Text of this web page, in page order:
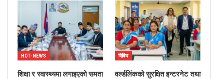
HOT-NEWS
शिक्षा र स्वास्थ्यमा लगाइएको समता
विविध
वर्ल्डलिंकको सुरक्षित इन्टरनेट तथा